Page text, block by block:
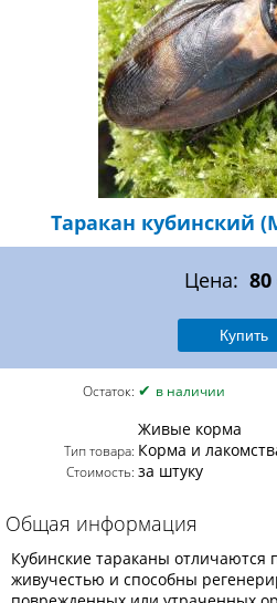
Таракан кубинский
Цена: 80
Остаток: ✔ в наличии
Тип товара:
Живые корма
Корма и
Стоимость: за штуку
Общая информация
Кубинские тараканы отличаются
живучестью и способны